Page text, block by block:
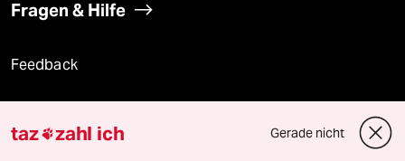
Fragen & Hilfe
Feedback
taz zahl ich Gerade nicht